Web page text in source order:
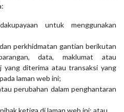
untuk menggunakan
perkhidmatan gantian berikutan
data, maklumat atau
yang diterima atau transaksi yang
laman web ini;
perubahan dalam penghantaran
ketiga di laman web ini; atau